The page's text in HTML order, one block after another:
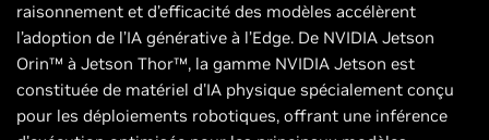
raisonnement et d’efficacité des modèles accélèrent
l’adoption de l’IA générative à l’Edge. De NVIDIA Jetson
Orin™ à Jetson Thor™, la gamme NVIDIA Jetson est
constituée de matériel d'IA physique spécialement conçu
pour les déploiements robotiques, offrant une inférence